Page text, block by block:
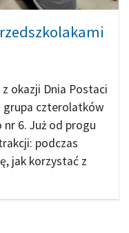
okazji Dnia Postaci
grupa czterolatków
6. Już od progu
podczas
jak korzystać z